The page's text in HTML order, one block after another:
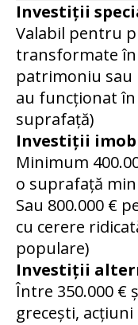
Investiții
Valabil pentru
transformate în
patrimoniu sau
au funcționat
suprafață)
Investiții
Minimum
o suprafață
Sau 800.000 €
cu cerere
populare)
Investiții
Între 350.000 €
grecești,